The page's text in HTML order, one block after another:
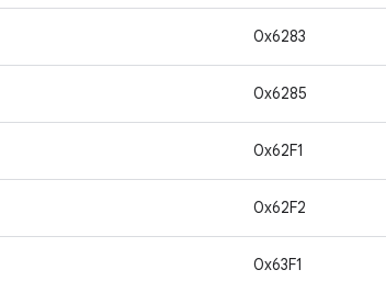
0x6283
0x6285
0x62F1
0x62F2
0x63F1